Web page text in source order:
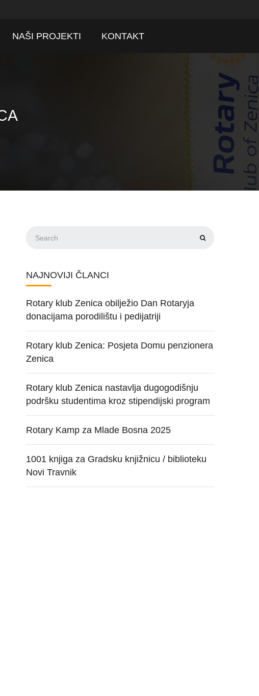
NAŠI PROJEKTI KONTAKT
NAJNOVIJI ČLANCI
Rotary klub Zenica obilježio Dan Rotaryja
donacijama porodilištu i pedijatriji
Rotary klub Zenica: Posjeta Domu penzionera
Zenica
Rotary klub Zenica nastavlja dugogodišnju
podršku studentima kroz stipendijski program
Rotary Kamp za Mlade Bosna 2025
1001 knjiga za Gradsku knjižnicu / biblioteku
Novi Travnik